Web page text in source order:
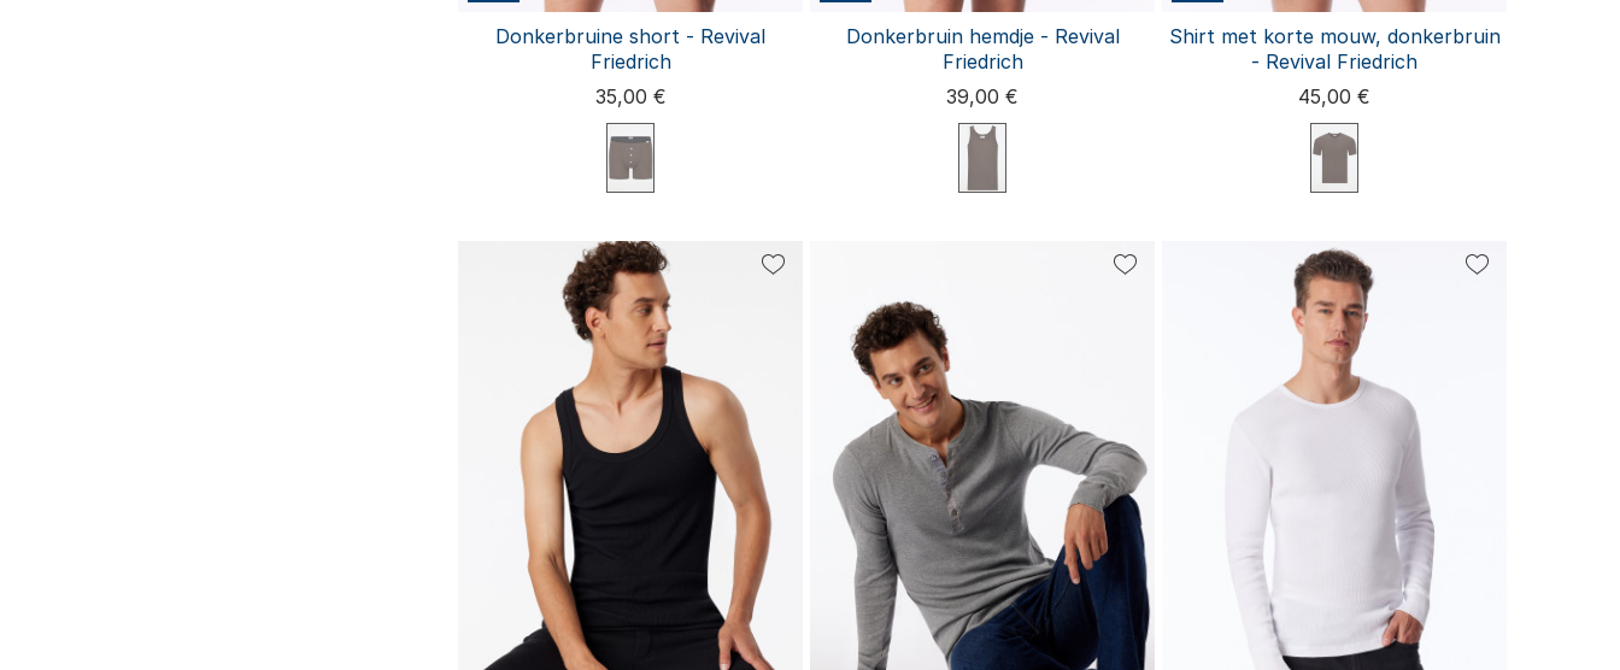
M L XL
Donkerbruine short - Revival
Friedrich
35,00 €
Donkerbruin hemdje - Revival
Friedrich
39,00 €
M L XL
Shirt met korte mouw, donkerbruin
- Revival Friedrich
45,00 €